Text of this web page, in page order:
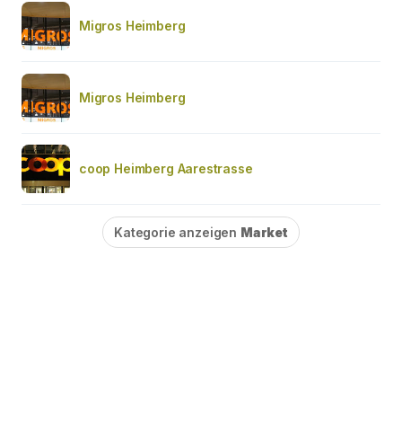
Migros Heimberg
Migros Heimberg
coop Heimberg Aarestrasse
Kategorie anzeigen Market